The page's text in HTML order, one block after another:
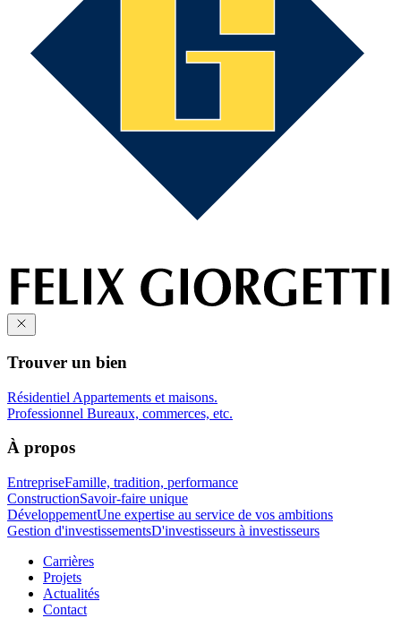
Trouver un bien
Résidentiel Appartements et maisons.
Professionnel Bureaux, commerces, etc.
À propos
EntrepriseFamille, tradition, performance
ConstructionSavoir-faire unique
DéveloppementUne expertise au service de vos ambitions
Gestion d'investissementsD'investisseurs à investisseurs
Carrières
Projets
Actualités
Contact